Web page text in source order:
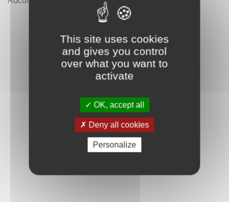
This site uses cookies
and gives you control
over what you want to
activate
OK, accept all
Deny all cookies
Personalize